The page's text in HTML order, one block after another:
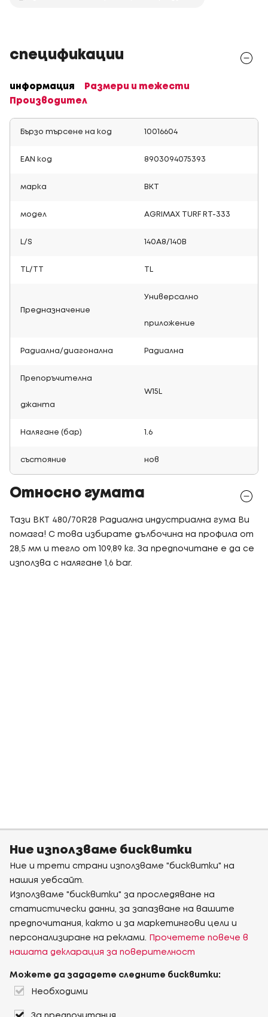
спецификации
информация
Размери и тежести
Производител
Бързо търсене на код 10016604
EAN код 8903094075393
марка BKT
модел AGRIMAX TURF RT-333
L/S 140A8/140B
TL/TT
Предназначение
Универсално
приложение
Радиална/диагонална Радиална
Препоръчителна
джанта
W15L
Налягане (бар) 1.6
състояние нов
Относно гумата
Тази BKT 480/70R28 Радиална индустриална гума Ви
помага! С това избирате дълбочина на профила от
28,5 мм и тегло от 109,89 кг. За предпочитане е да се
използва с налягане 1,6 bar.
Ние използваме бисквитки
Ние и трети страни използваме "бисквитки" на
нашия уебсайт.
Използваме "бисквитки" за проследяване на
статистически данни, за запазване на вашите
предпочитания, както и за маркетингови цели и
персонализиране на реклами.
Прочетете повече в
нашата декларация за поверителност
Можете да зададете следните бисквитки:
Необходими